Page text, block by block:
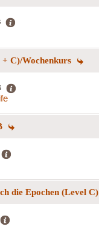
C)/Wochenkurs
die Epochen (Level C)